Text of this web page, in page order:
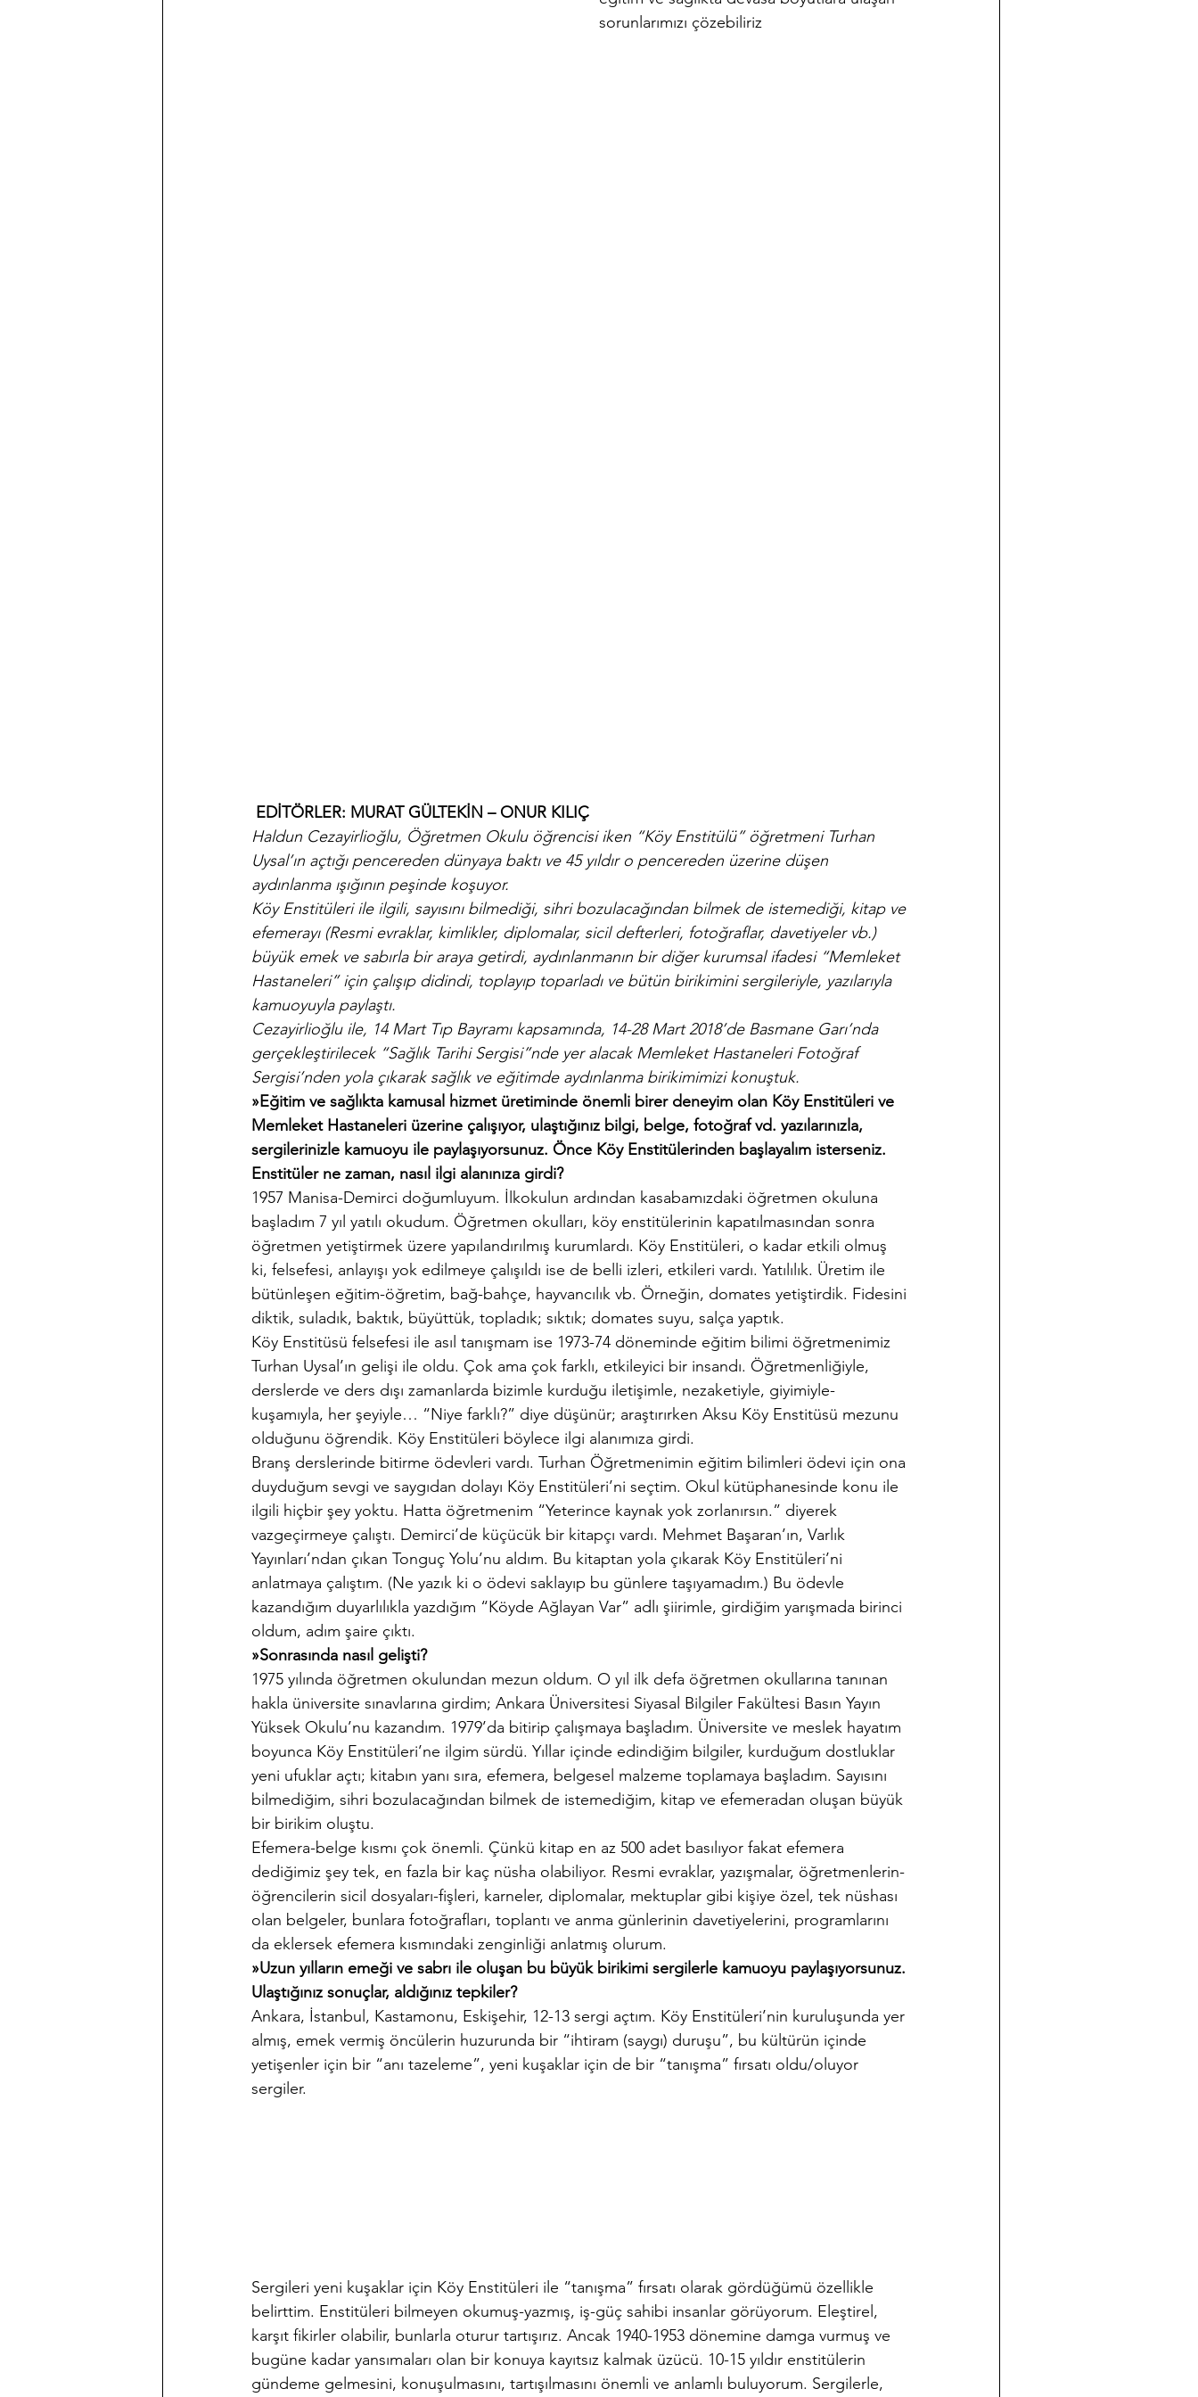
sorunlarımızı çözebiliriz
EDİTÖRLER: MURAT GÜLTEKİN – ONUR KILIÇ
Haldun Cezayirlioğlu, Öğretmen Okulu öğrencisi iken “Köy Enstitülü” öğretmeni Turhan
Uysal’ın açtığı pencereden dünyaya baktı ve 45 yıldır o pencereden üzerine düşen
aydınlanma ışığının peşinde koşuyor.
Köy Enstitüleri ile ilgili, sayısını bilmediği, sihri bozulacağından bilmek de istemediği, kitap ve
efemerayı (Resmi evraklar, kimlikler, diplomalar, sicil defterleri, fotoğraflar, davetiyeler vb.)
büyük emek ve sabırla bir araya getirdi, aydınlanmanın bir diğer kurumsal ifadesi “Memleket
Hastaneleri” için çalışıp didindi, toplayıp toparladı ve bütün birikimini sergileriyle, yazılarıyla
kamuoyuyla paylaştı.
Cezayirlioğlu ile, 14 Mart Tıp Bayramı kapsamında, 14-28 Mart 2018’de Basmane Garı’nda
gerçekleştirilecek “Sağlık Tarihi Sergisi”nde yer alacak Memleket Hastaneleri Fotoğraf
Sergisi’nden yola çıkarak sağlık ve eğitimde aydınlanma birikimimizi konuştuk.
»Eğitim ve sağlıkta kamusal hizmet üretiminde önemli birer deneyim olan Köy Enstitüleri ve
Memleket Hastaneleri üzerine çalışıyor, ulaştığınız bilgi, belge, fotoğraf vd. yazılarınızla,
sergilerinizle kamuoyu ile paylaşıyorsunuz. Önce Köy Enstitülerinden başlayalım isterseniz.
Enstitüler ne zaman, nasıl ilgi alanınıza girdi?
1957 Manisa-Demirci doğumluyum. İlkokulun ardından kasabamızdaki öğretmen okuluna
başladım 7 yıl yatılı okudum. Öğretmen okulları, köy enstitülerinin kapatılmasından sonra
öğretmen yetiştirmek üzere yapılandırılmış kurumlardı. Köy Enstitüleri, o kadar etkili olmuş
ki, felsefesi, anlayışı yok edilmeye çalışıldı ise de belli izleri, etkileri vardı. Yatılılık. Üretim ile
bütünleşen eğitim-öğretim, bağ-bahçe, hayvancılık vb. Örneğin, domates yetiştirdik. Fidesini
diktik, suladık, baktık, büyüttük, topladık; sıktık; domates suyu, salça yaptık.
Köy Enstitüsü felsefesi ile asıl tanışmam ise 1973-74 döneminde eğitim bilimi öğretmenimiz
Turhan Uysal’ın gelişi ile oldu. Çok ama çok farklı, etkileyici bir insandı. Öğretmenliğiyle,
derslerde ve ders dışı zamanlarda bizimle kurduğu iletişimle, nezaketiyle, giyimiyle-
kuşamıyla, her şeyiyle… “Niye farklı?” diye düşünür; araştırırken Aksu Köy Enstitüsü mezunu
olduğunu öğrendik. Köy Enstitüleri böylece ilgi alanımıza girdi.
Branş derslerinde bitirme ödevleri vardı. Turhan Öğretmenimin eğitim bilimleri ödevi için ona
duyduğum sevgi ve saygıdan dolayı Köy Enstitüleri’ni seçtim. Okul kütüphanesinde konu ile
ilgili hiçbir şey yoktu. Hatta öğretmenim “Yeterince kaynak yok zorlanırsın.” diyerek
vazgeçirmeye çalıştı. Demirci’de küçücük bir kitapçı vardı. Mehmet Başaran’ın, Varlık
Yayınları’ndan çıkan Tonguç Yolu’nu aldım. Bu kitaptan yola çıkarak Köy Enstitüleri’ni
anlatmaya çalıştım. (Ne yazık ki o ödevi saklayıp bu günlere taşıyamadım.) Bu ödevle
kazandığım duyarlılıkla yazdığım “Köyde Ağlayan Var” adlı şiirimle, girdiğim yarışmada birinci
oldum, adım şaire çıktı.
»Sonrasında nasıl gelişti?
1975 yılında öğretmen okulundan mezun oldum. O yıl ilk defa öğretmen okullarına tanınan
hakla üniversite sınavlarına girdim; Ankara Üniversitesi Siyasal Bilgiler Fakültesi Basın Yayın
Yüksek Okulu’nu kazandım. 1979’da bitirip çalışmaya başladım. Üniversite ve meslek hayatım
boyunca Köy Enstitüleri’ne ilgim sürdü. Yıllar içinde edindiğim bilgiler, kurduğum dostluklar
yeni ufuklar açtı; kitabın yanı sıra, efemera, belgesel malzeme toplamaya başladım. Sayısını
bilmediğim, sihri bozulacağından bilmek de istemediğim, kitap ve efemeradan oluşan büyük
bir birikim oluştu.
Efemera-belge kısmı çok önemli. Çünkü kitap en az 500 adet basılıyor fakat efemera
dediğimiz şey tek, en fazla bir kaç nüsha olabiliyor. Resmi evraklar, yazışmalar, öğretmenlerin-
öğrencilerin sicil dosyaları-fişleri, karneler, diplomalar, mektuplar gibi kişiye özel, tek nüshası
olan belgeler, bunlara fotoğrafları, toplantı ve anma günlerinin davetiyelerini, programlarını
da eklersek efemera kısmındaki zenginliği anlatmış olurum.
»Uzun yılların emeği ve sabrı ile oluşan bu büyük birikimi sergilerle kamuoyu paylaşıyorsunuz.
Ulaştığınız sonuçlar, aldığınız tepkiler?
Ankara, İstanbul, Kastamonu, Eskişehir, 12-13 sergi açtım. Köy Enstitüleri’nin kuruluşunda yer
almış, emek vermiş öncülerin huzurunda bir “ihtiram (saygı) duruşu”, bu kültürün içinde
yetişenler için bir “anı tazeleme”, yeni kuşaklar için de bir “tanışma” fırsatı oldu/oluyor
sergiler.
Sergileri yeni kuşaklar için Köy Enstitüleri ile “tanışma” fırsatı olarak gördüğümü özellikle
belirttim. Enstitüleri bilmeyen okumuş-yazmış, iş-güç sahibi insanlar görüyorum. Eleştirel,
karşıt fikirler olabilir, bunlarla oturur tartışırız. Ancak 1940-1953 dönemine damga vurmuş ve
bugüne kadar yansımaları olan bir konuya kayıtsız kalmak üzücü. 10-15 yıldır enstitülerin
gündeme gelmesini, konuşulmasını, tartışılmasını önemli ve anlamlı buluyorum. Sergilerle,